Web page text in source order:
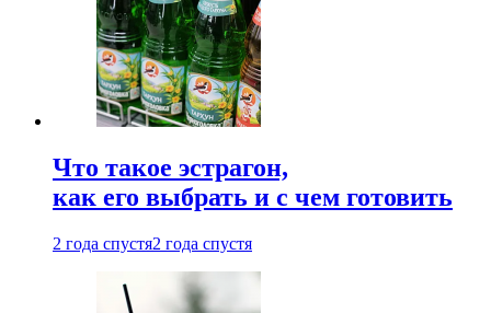
Что такое эстрагон,
как его выбрать и с чем готовить
2 года спустя2 года спустя